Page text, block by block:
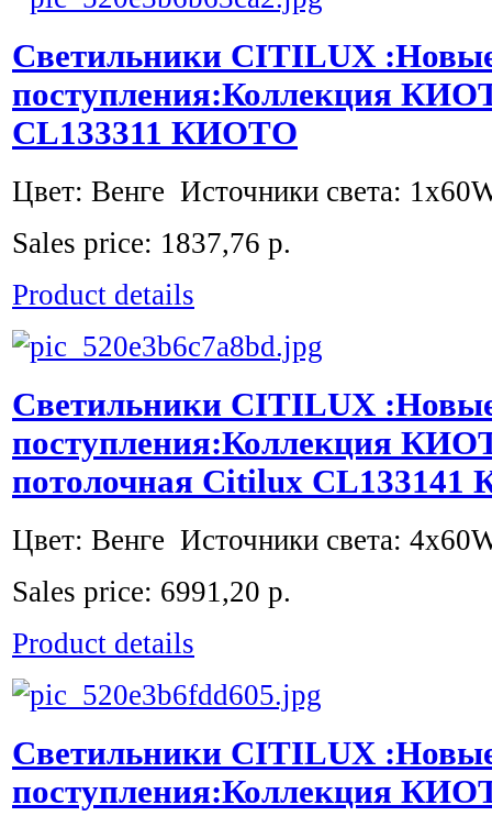
Светильники CITILUX
поступления:Коллекция
CL133311 КИОТО
Цвет: Венге Источники света:
Sales price: 1837,76 р.
Product details
Светильники CITILUX
поступления:Коллекция
потолочная Citilux
Цвет: Венге Источники света:
Sales price: 6991,20 р.
Product details
Светильники CITILUX
поступления:Коллекция